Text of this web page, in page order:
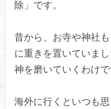
除」です。
昔から、お寺や神社も
に重きを置いていまし
神を磨いていくわけで
海外に行くといつも思